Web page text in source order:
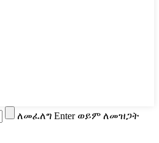
ለመፈለግ Enter ወይም ለመዝጋት